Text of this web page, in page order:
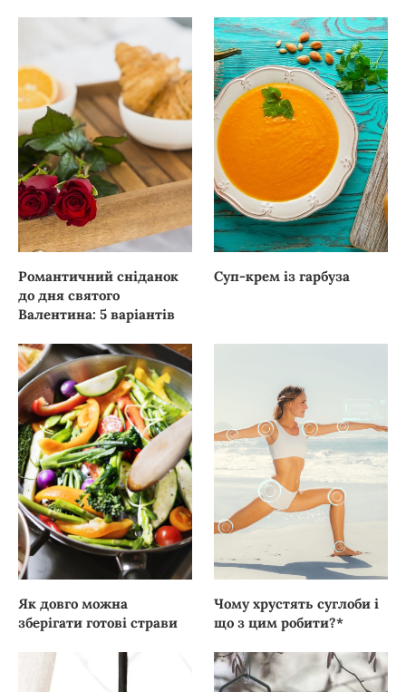
Романтичний сніданок
до дня святого
Валентина: 5 варіантів
Суп-крем із гарбуза
Як довго можна
зберігати готові страви
Чому хрустять суглоби і
що з цим робити?*